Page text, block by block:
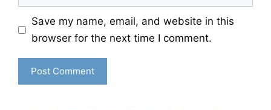
Save my name, email, and website in this
browser for the next time I comment.